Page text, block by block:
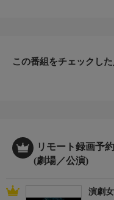
（2024年4月20日 玉川せ
この番組をチェックし
リモート録画予
(劇場／公演)
演劇